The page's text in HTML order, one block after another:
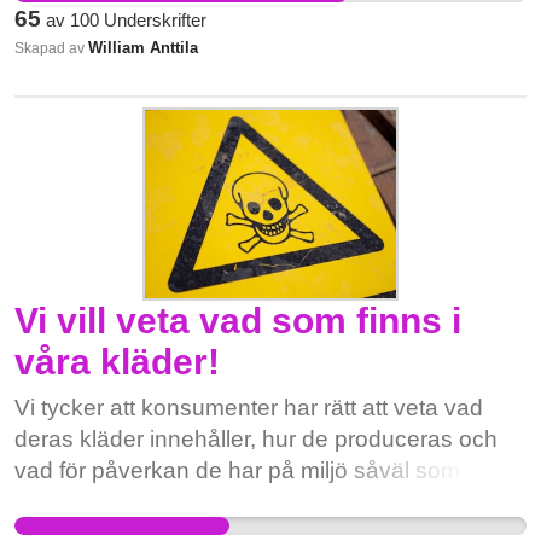
65 av 100 Underskrifter
Skapad av William Anttila
Vi vill veta vad som finns i
våra kläder!
Vi tycker att konsumenter har rätt att veta vad
deras kläder innehåller, hur de produceras och
vad för påverkan de har på miljö såväl som på
granskat ultra fast fashion-företaget Shein och